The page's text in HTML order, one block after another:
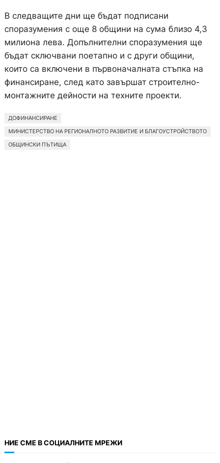
В следващите дни ще бъдат подписани
споразумения с още 8 общини на сума близо 4,3
милиона лева. Допълнителни споразумения ще
бъдат сключвани поетапно и с други общини,
които са включени в първоначалната стъпка на
финансиране, след като завършат строително-
монтажните дейности на техните проекти.
ДОФИНАНСИРАНЕ
МИНИСТЕРСТВО НА РЕГИОНАЛНОТО РАЗВИТИЕ И БЛАГОУСТРОЙСТВОТО
ОБЩИНСКИ ПЪТИЩА
НИЕ СМЕ В СОЦИАЛНИТЕ МРЕЖИ